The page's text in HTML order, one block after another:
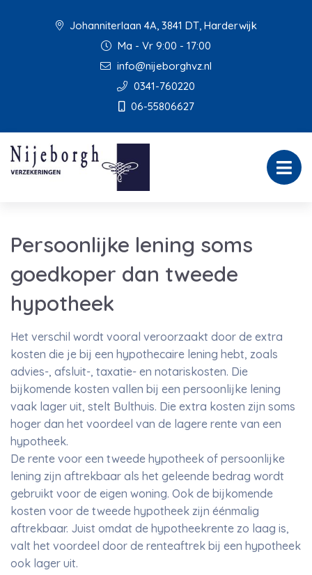
Johanniterlaan 4A, 3841 DT, Harderwijk
Ma - Vr 9:00 - 17:00
info@nijeborghvz.nl
0341-760220
06-55806627
Persoonlijke lening soms
goedkoper dan tweede
hypotheek
Het verschil wordt vooral veroorzaakt door de extra
kosten die je bij een hypothecaire lening hebt, zoals
advies-, afsluit-, taxatie- en notariskosten. Die
bijkomende kosten vallen bij een persoonlijke lening
vaak lager uit, stelt Bulthuis. Die extra kosten zijn soms
hoger dan het voordeel van de lagere rente van een
hypotheek.
De rente voor een tweede hypotheek of persoonlijke
lening zijn aftrekbaar als het geleende bedrag wordt
gebruikt voor de eigen woning. Ook de bijkomende
kosten voor de tweede hypotheek zijn éénmalig
aftrekbaar. Juist omdat de hypotheekrente zo laag is,
valt het voordeel door de renteaftrek bij een hypotheek
ook lager uit.